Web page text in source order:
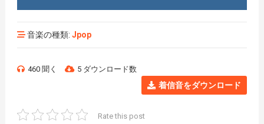
音楽の種類: Jpop
460 聞く 5 ダウンロード数
着信音をダウンロード
Rate this post